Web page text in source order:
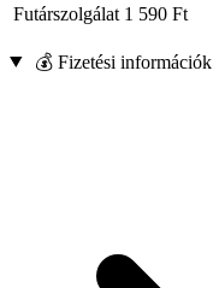
Futárszolgálat 1 590 Ft
💰 Fizetési információk